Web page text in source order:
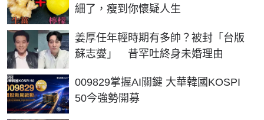
細了，瘦到你懷疑人生
姜厚任年輕時期有多帥？被封「台版
蘇志燮」 昔罕吐終身未婚理由
009829掌握AI關鍵 大華韓國KOSPI
50今強勢開募
PR